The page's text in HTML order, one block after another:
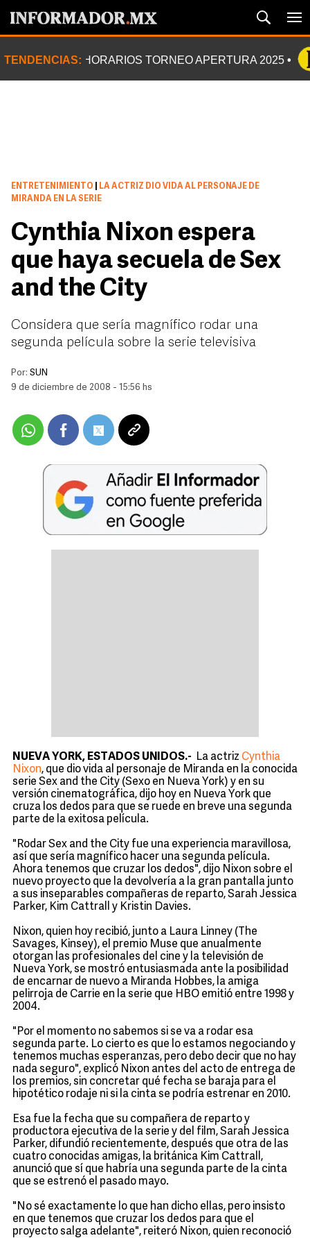
TENDENCIAS: HORARIOS TORNEO APERTURA 2025
ENTRETENIMIENTO
LA ACTRIZ DIO VIDA AL PERSONAJE DE
MIRANDA EN LA SERIE
Cynthia Nixon espera
que haya secuela de Sex
and the City
Considera que sería magnífico rodar una
segunda película sobre la serie televisiva
Por: SUN
9 de diciembre de 2008 - 15:56 hs
NUEVA YORK, ESTADOS UNIDOS.- La actriz Cynthia
Nixon, que dio vida al personaje de Miranda en la conocida
serie Sex and the City (Sexo en Nueva York) y en su
versión cinematográfica, dijo hoy en Nueva York que
cruza los dedos para que se ruede en breve una segunda
parte de la exitosa película.
"Rodar Sex and the City fue una experiencia maravillosa,
así que sería magnífico hacer una segunda película.
Ahora tenemos que cruzar los dedos", dijo Nixon sobre el
nuevo proyecto que la devolvería a la gran pantalla junto
a sus inseparables compañeras de reparto, Sarah Jessica
Parker, Kim Cattrall y Kristin Davies.
Nixon, quien hoy recibió, junto a Laura Linney (The
Savages, Kinsey), el premio Muse que anualmente
otorgan las profesionales del cine y la televisión de
Nueva York, se mostró entusiasmada ante la posibilidad
de encarnar de nuevo a Miranda Hobbes, la amiga
pelirroja de Carrie en la serie que HBO emitió entre 1998 y
2004.
"Por el momento no sabemos si se va a rodar esa
segunda parte. Lo cierto es que lo estamos negociando y
tenemos muchas esperanzas, pero debo decir que no hay
nada seguro", explicó Nixon antes del acto de entrega de
los premios, sin concretar qué fecha se baraja para el
hipotético rodaje ni si la cinta se podría estrenar en 2010.
Esa fue la fecha que su compañera de reparto y
productora ejecutiva de la serie y del film, Sarah Jessica
Parker, difundió recientemente, después que otra de las
cuatro conocidas amigas, la británica Kim Cattrall,
anunció que sí que habría una segunda parte de la cinta
que se estrenó el pasado mayo.
"No sé exactamente lo que han dicho ellas, pero insisto
en que tenemos que cruzar los dedos para que el
proyecto salga adelante", reiteró Nixon, quien reconoció